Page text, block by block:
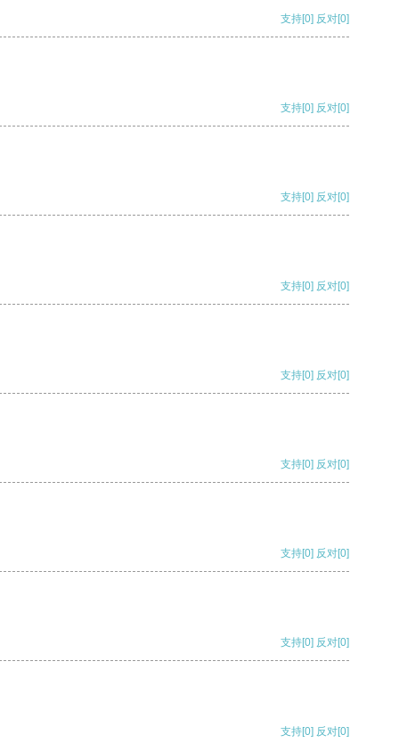
支持[0] 反对[0]
支持[0] 反对[0]
支持[0] 反对[0]
支持[0] 反对[0]
支持[0] 反对[0]
支持[0] 反对[0]
支持[0] 反对[0]
支持[0] 反对[0]
支持[0] 反对[0]